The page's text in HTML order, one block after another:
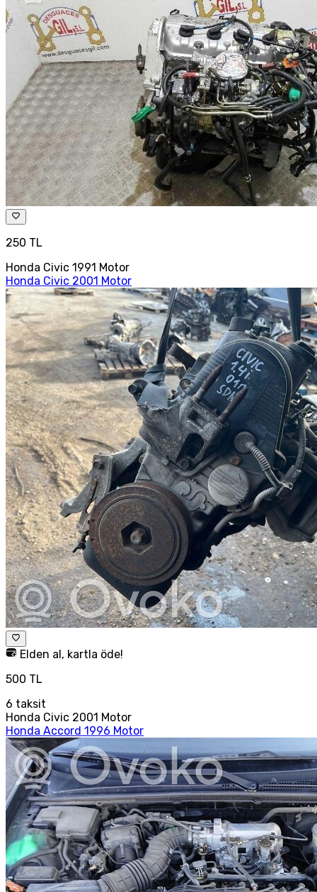
250 TL
Honda Civic 1991 Motor
Honda Civic 2001 Motor
Elden al, kartla öde!
500 TL
6 taksit
Honda Civic 2001 Motor
Honda Accord 1996 Motor